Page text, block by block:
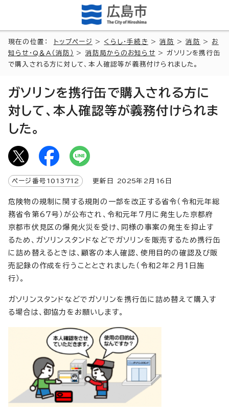
現在の位置： トップページ > くらし・手続き >消防 >消防 > お
知らせ・Q＆A（消防）
> 消防局からのお知らせ > ガソリンを携行缶
で購入される方に対して、本人確認等が義務付けられました。
ガソリンを携行缶で購入される方に
対して、本人確認等が義務付けられま
した。
ページ番号 1013712 更新日 2025年2月 16 日
危険物の規制に関する規則の一部を改正する省令（令和元年総
務省令第67号）が公布され、令和元年7月に発生した京都府
京都市伏見区の爆発火災を受け、同様の事案の発生を抑止す
るため、ガソリンスタンドなどでガソリンを販売するため携行缶
に詰め替えるときは、顧客の本人確認、使用目的の確認及び販
売記録の作成を行うこととされました（令和2年2月1日施
行）。
ガソリンスタンドなどでガソリンを携行缶に詰め替えて購入す
る場合は、御協力をお願いします。